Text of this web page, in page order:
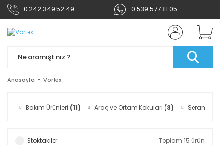
0 242 349 52 49 0 539 577 81 05
Anasayfa Vortex
Bakım Ürünleri (11) Araç ve Ortam Kokuları (3) Seramik-
Stoktakiler Toplam 15 ürün